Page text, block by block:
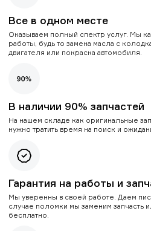
Все в одном месте
Оказываем полный спектр услуг. Мы
работы, будь то замена масла с
двигателя или покраска автомобиля.
В наличии 90% запчастей
На нашем складе как оригинальные
нужно тратить время на поиск и
Гарантия на работы и
Мы уверенны в своей работе. Даем
случае поломки мы заменим запчасть
бесплатно.